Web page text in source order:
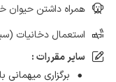
همراه داشتن حیوان
استعمال دخانیات
سایر مقررات :
برگزاری